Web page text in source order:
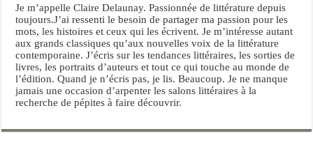
Je m’appelle Claire Delaunay. Passionnée de littérature depuis
toujours.J’ai ressenti le besoin de partager ma passion pour les
mots, les histoires et ceux qui les écrivent. Je m’intéresse autant
aux grands classiques qu’aux nouvelles voix de la littérature
contemporaine. J’écris sur les tendances littéraires, les sorties de
livres, les portraits d’auteurs et tout ce qui touche au monde de
l’édition. Quand je n’écris pas, je lis. Beaucoup. Je ne manque
jamais une occasion d’arpenter les salons littéraires à la
recherche de pépites à faire découvrir.